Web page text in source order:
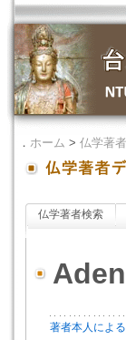
． ホーム > 仏学著
仏学著者検索
著者本人によ